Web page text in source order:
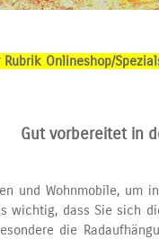
Onlineshop/
Gut vorbereitet in
und Wohnmobile,
dass Sie sich
die